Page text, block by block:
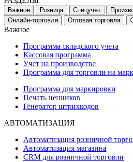
Важное Розница Спецучет
Онлайн-торговля
Оптовая торговля
Важное
Программа складского учета
Кассовая программа
Учет на производстве
Программа для торговли на
Программа для маркировки
Печать ценников
Генератор штрихкодов
АВТОМАТИЗАЦИЯ
Автоматизация розничной
Автоматизация магазина
CRM для розничной торговли